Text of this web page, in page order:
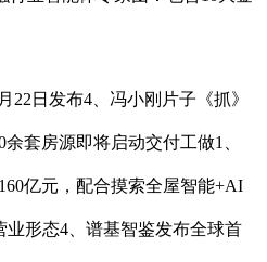
日发布4、冯小刚片子《抓》
套房源即将启动交付工做1、
亿元，配合摸索全屋智能+AI
形态4、谱基智鉴发布全球首